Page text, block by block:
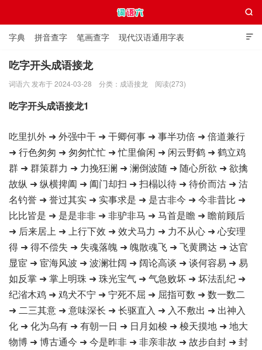

字典 拼音查字 笔画查字 现代汉语通用字表
通用规范汉字表 叠字大全

吃字开头成语接龙
词语六 发布于 2024-03-28 分类： 成语接龙 阅读(273)
吃字开头成语接龙1
吃里扒外 ➜ 外强中干 ➜ 干卿何事 ➜ 事半功倍 ➜ 倍道兼行
➜ 行色匆匆 ➜ 匆匆忙忙 ➜ 忙里偷闲 ➜ 闲云野鹤 ➜ 鹤立鸡
群 ➜ 群策群力 ➜ 力挽狂澜 ➜ 澜倒波随 ➜ 随心所欲 ➜ 欲擒
故纵 ➜ 纵横捭阖 ➜ 阖门却扫 ➜ 扫榻以待 ➜ 待价而沽 ➜ 沽
名钓誉 ➜ 誉过其实 ➜ 实事求是 ➜ 是古非今 ➜ 今非昔比 ➜
比比皆是 ➜ 是是非非 ➜ 非驴非马 ➜ 马首是瞻 ➜ 瞻前顾后
➜ 后来居上 ➜ 上行下效 ➜ 效犬马力 ➜ 力不从心 ➜ 心安理
得 ➜ 得不偿失 ➜ 失魂落魄 ➜ 魄散魂飞 ➜ 飞黄腾达 ➜ 达官
显宦 ➜ 宦海风波 ➜ 波澜壮阔 ➜ 阔论高谈 ➜ 谈何容易 ➜ 易
如反掌 ➜ 掌上明珠 ➜ 珠光宝气 ➜ 气急败坏 ➜ 坏法乱纪 ➜
纪渻木鸡 ➜ 鸡犬不宁 ➜ 宁死不屈 ➜ 屈指可数 ➜ 数一数二
➜ 二三其意 ➜ 意味深长 ➜ 长驱直入 ➜ 入不敷出 ➜ 出神入
化 ➜ 化为乌有 ➜ 有朝一日 ➜ 日月如梭 ➜ 梭天摸地 ➜ 地大
物博 ➜ 博古通今 ➜ 今是昨非 ➜ 非亲非故 ➜ 故步自封 ➜ 封